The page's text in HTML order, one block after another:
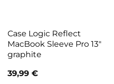
Case Logic Reflect
MacBook Sleeve Pro 13″
graphite
39,99 €